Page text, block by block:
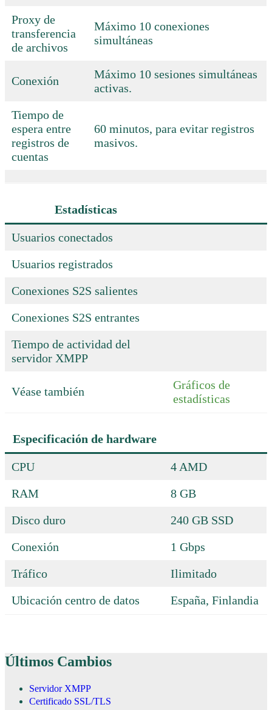
Proxy de
transferencia
de archivos
Máximo 10 conexiones
simultáneas
Conexión
Máximo 10 sesiones simultáneas
activas.
Tiempo de
espera entre
registros de
cuentas
60 minutos, para evitar registros
masivos.
Estadísticas
Usuarios conectados
Usuarios registrados
Conexiones S2S salientes
Conexiones S2S entrantes
Tiempo de actividad del
servidor XMPP
Véase también
Gráficos de
estadísticas
Especificación de hardware
CPU
4 AMD
RAM
8 GB
Disco duro
240 GB SSD
Conexión
1 Gbps
Tráfico
Ilimitado
Ubicación centro de datos
España, Finlandia
Últimos Cambios
Servidor XMPP
Certificado SSL/TLS